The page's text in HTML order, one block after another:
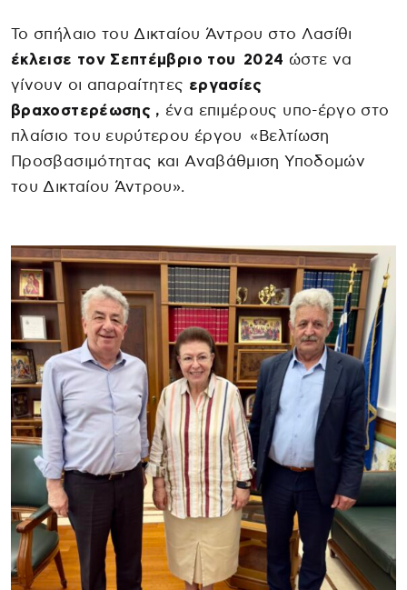
Το σπήλαιο του Δικταίου Άντρου στο Λασίθι
έκλεισε τον Σεπτέμβριο του 2024 ώστε να
γίνουν οι απαραίτητες εργασίες
βραχοστερέωσης , ένα επιμέρους υπο-έργο στο
πλαίσιο του ευρύτερου έργου «Βελτίωση
Προσβασιμότητας και Αναβάθμιση Υποδομών
του Δικταίου Άντρου».